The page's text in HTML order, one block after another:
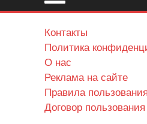
Контакты
Политика
О нас
Реклама на сайте
Правила
Договор